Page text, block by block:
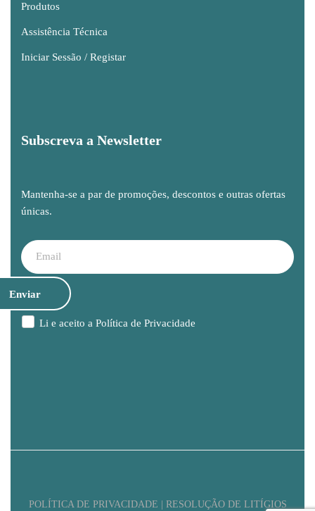
Produtos
Assistência Técnica
Iniciar Sessão / Registar
Subscreva a Newsletter
Mantenha-se a par de promoções, descontos e outras ofertas
únicas.
Li e aceito a Política de Privacidade
POLÍTICA DE PRIVACIDADE | RESOLUÇÃO DE LITÍGIOS